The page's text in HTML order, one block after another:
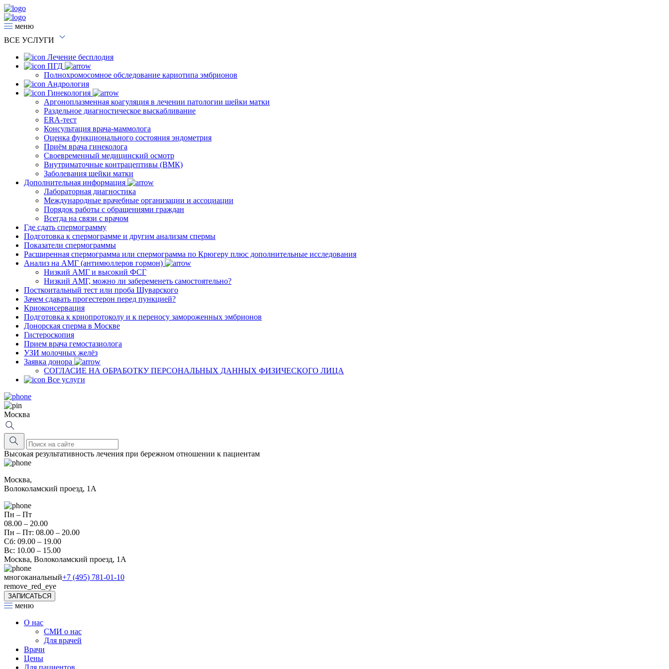
меню
ВСЕ УСЛУГИ
Лечение бесплодия
ПГД
Полнохромосомное обследование кариотипа эмбрионов
Андрология
Гинекология
Аргоноплазменная коагуляция в лечении патологии шейки матки
Раздельное диагностическое выскабливание
ERA-тест
Консультация врача-маммолога
Оценка функционального состояния эндометрия
Приём врача гинеколога
Своевременный медицинский осмотр
Внутриматочные контрацептивы (ВМК)
Заболевания шейки матки
Дополнительная информация
Лабораторная диагностика
Международные врачебные организации и ассоциации
Порядок работы с обращениями граждан
Всегда на связи с врачом
Где сдать спермограмму
Подготовка к спермограмме и другим анализам спермы
Показатели спермограммы
Расширенная спермограмма или спермограмма по Крюгеру плюс дополнительные исследования
Анализ на АМГ (антимюллеров гормон)
Низкий АМГ и высокий ФСГ
Низкий АМГ, можно ли забеременеть самостоятельно?
Посткоитальный тест или проба Шуварского
Зачем сдавать прогестерон перед пункцией?
Криоконсервация
Подготовка к криопротоколу и к переносу замороженных эмбрионов
Донорская сперма в Москве
Гистероскопия
Прием врача гемостазиолога
УЗИ молочных желёз
Заявка донора
СОГЛАСИЕ НА ОБРАБОТКУ ПЕРСОНАЛЬНЫХ ДАННЫХ ФИЗИЧЕСКОГО ЛИЦА
Все услуги
Москва
Высокая результативность лечения при бережном отношении к пациентам
Москва,
Волоколамский проезд, 1А
Пн – Пт
08.00 – 20.00
Пн – Пт: 08.00 – 20.00
Сб: 09.00 – 19.00
Вс: 10.00 – 15.00
Москва, Волоколамский проезд, 1А
многоканальный+7 (495) 781-01-10
remove_red_eye
ЗАПИСАТЬСЯ
меню
О нас
СМИ о нас
Для врачей
Врачи
Цены
Для пациентов